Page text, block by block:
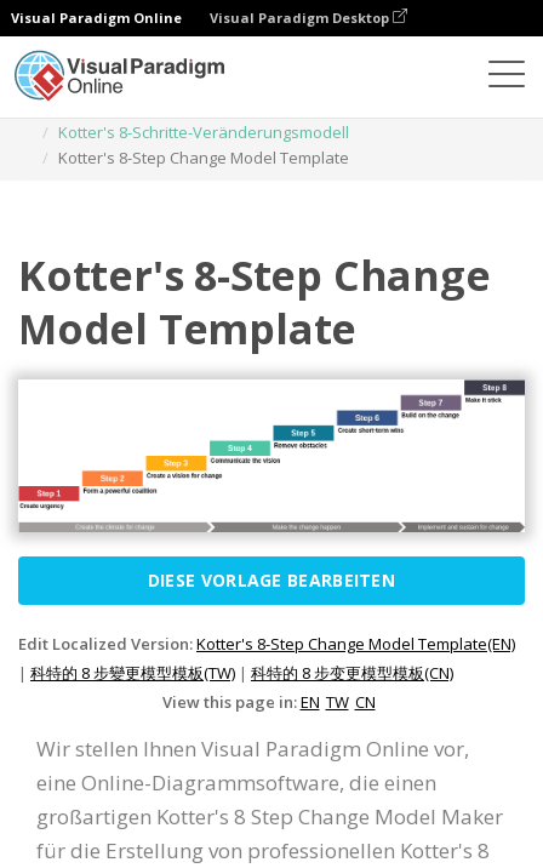
Visual Paradigm Online Visual Paradigm Desktop
Kotter's 8-Schritte-Veränderungsmodell
Kotter's 8-Step Change Model Template
Kotter's 8-Step Change
Model Template
DIESE VORLAGE BEARBEITEN
Edit Localized Version:Kotter's 8-Step Change Model Template(EN)
| 科特的 8 步變更模型模板(TW) | 科特的 8 步变更模型模板(CN)
View this page in:EN TW CN
Wir stellen Ihnen Visual Paradigm Online vor,
eine Online-Diagrammsoftware, die einen
großartigen Kotter's 8 Step Change Model Maker
für die Erstellung von professionellen Kotter's 8